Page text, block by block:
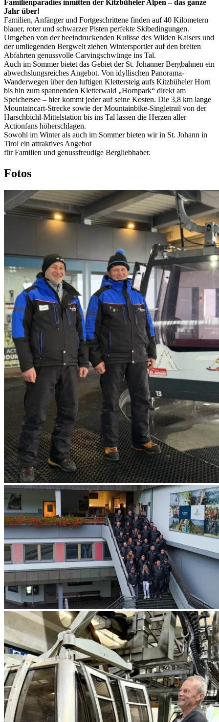
Familienparadies inmitten der Kitzbüheler Alpen – das ganze
Jahr über!
Familien, Anfänger und Fortgeschrittene finden auf 40 Kilometern
blauer, roter und schwarzer Pisten perfekte Skibedingungen.
Umgeben von der beeindruckenden Kulisse des Wilden Kaisers und
der umliegenden Bergwelt ziehen Wintersportler auf den breiten
Abfahrten genussvolle Carvingschwünge ins Tal.
Auch im Sommer bietet das Gebiet der St. Johanner Bergbahnen ein
abwechslungsreiches Angebot. Von idyllischen Panorama-
Wanderwegen über den luftigen Klettersteig aufs Kitzbüheler Horn
bis hin zum spannenden Kletterwald „Hornpark“ direkt am
Speichersee – hier kommt jeder auf seine Kosten. Die 3,8 km lange
Mountaincart-Strecke sowie der Mountainbike-Singletrail von der
Harschbichl-Mittelstation bis ins Tal lassen die Herzen aller
Actionfans höherschlagen.
Sowohl im Winter als auch im Sommer bieten wir in St. Johann in
Tirol ein attraktives Angebot
für Familien und genussfreudige Bergliebhaber.
Fotos